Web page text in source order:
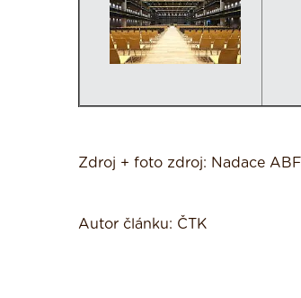
Zdroj + foto zdroj: Nadace ABF
Autor článku: ČTK